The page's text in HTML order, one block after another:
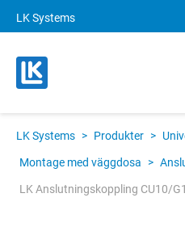
LK Systems
LK Systems > Produkter >
Montage med väggdosa >
LK Anslutningskoppling CU10/